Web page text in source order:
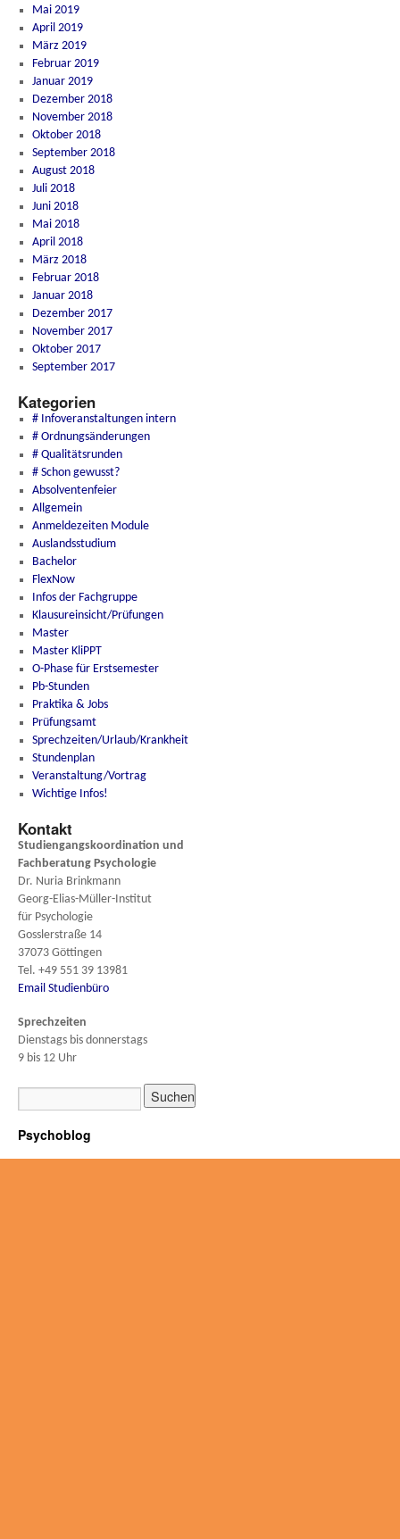
Mai 2019
April 2019
März 2019
Februar 2019
Januar 2019
Dezember 2018
November 2018
Oktober 2018
September 2018
August 2018
Juli 2018
Juni 2018
Mai 2018
April 2018
März 2018
Februar 2018
Januar 2018
Dezember 2017
November 2017
Oktober 2017
September 2017
Kategorien
# Infoveranstaltungen intern
# Ordnungsänderungen
# Qualitätsrunden
# Schon gewusst?
Absolventenfeier
Allgemein
Anmeldezeiten Module
Auslandsstudium
Bachelor
FlexNow
Infos der Fachgruppe
Klausureinsicht/Prüfungen
Master
Master KliPPT
O-Phase für Erstsemester
Pb-Stunden
Praktika & Jobs
Prüfungsamt
Sprechzeiten/Urlaub/Krankheit
Stundenplan
Veranstaltung/Vortrag
Wichtige Infos!
Kontakt
Studiengangskoordination und
Fachberatung Psychologie
Dr. Nuria Brinkmann
Georg-Elias-Müller-Institut
für Psychologie
Gosslerstraße 14
37073 Göttingen
Tel. +49 551 39 13981
Email Studienbüro
Sprechzeiten
Dienstags bis donnerstags
9 bis 12 Uhr
Psychoblog